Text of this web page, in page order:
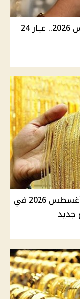
سعر الذهب اليوم الخميس 6 أغسطس 2026.. عيار 24
سعر الجنيه الذهب اليوم الخميس 6 أغسطس 2026 في